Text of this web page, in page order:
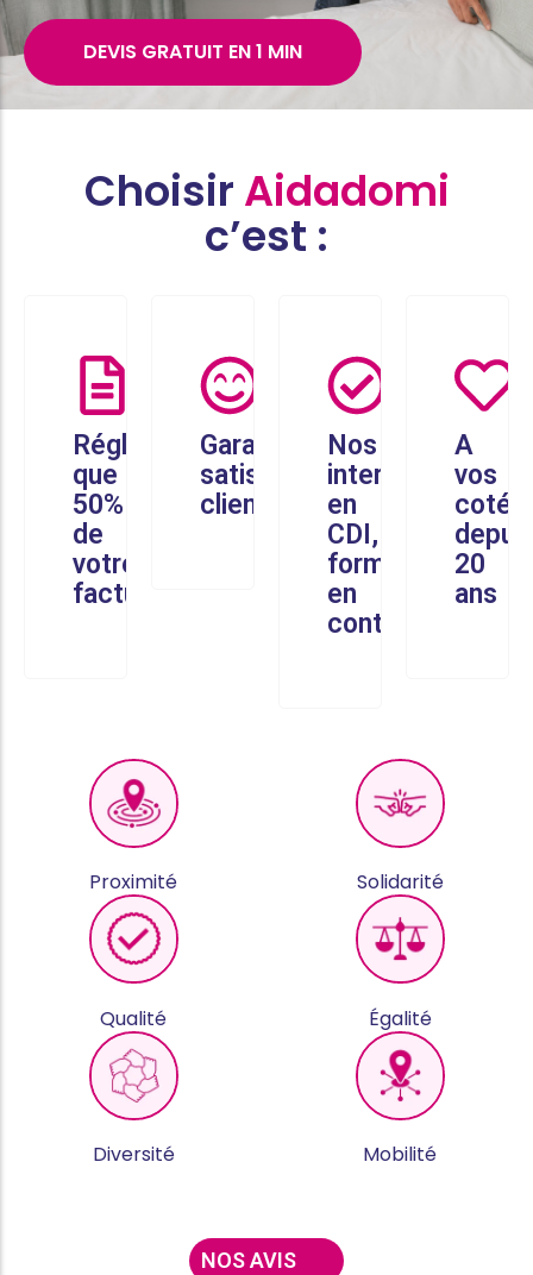
DEVIS GRATUIT EN 1 MIN
Choisir Aidadomi
c’est :
Réglez
que
50%
de
votre
facture
Garantie
satisfaction
client
Nos
intervenants
en
CDI,
formés
en
continu
A
vos
cotés
20
ans
Proximité Solidarité
Qualité Égalité
Diversité Mobilité
NOS AVIS